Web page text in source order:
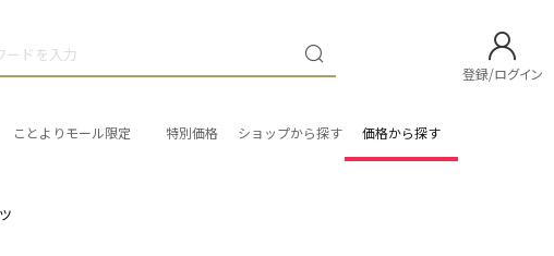
登録/ログイン
ことよりモール限定 特別価格 ショップから探す 価格から探す